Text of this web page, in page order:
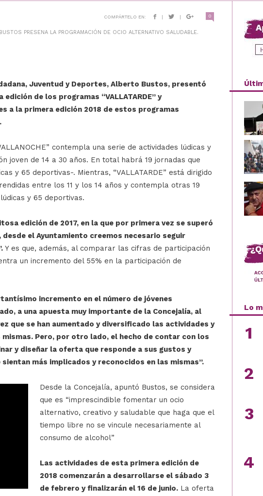
COMPÁRTELO EN: | | 0
PRESENA LA PROGRAMACIÓN DE OCIO ALTERNATIVO SALUDABLE.
Juventud y Deportes, Alberto Bustos, presentó
de los programas “VALLATARDE” y
a la primera edición 2018 de estos programas
contempla una serie de actividades lúdicas y
joven de 14 a 30 años. En total habrá 19 jornadas que
y 65 deportivas-. Mientras, “VALLATARDE” está dirigido
entre los 11 y los 14 años y contempla otras 19
y 65 deportivas.
edición de 2017, en la que por primera vez se superó
el Ayuntamiento creemos necesario seguir
Y es que, además, al comparar las cifras de participación
un incremento del 55% en la participación de
incremento en el número de jóvenes
a una apuesta muy importante de la Concejalía, al
que se han aumentado y diversificado las actividades y
Pero, por otro lado, el hecho de contar con los
y diseñar la oferta que responde a sus gustos y
más implicados y reconocidos en las mismas”.
Desde la Concejalía, apuntó Bustos, se considera
que es “imprescindible fomentar un ocio
alternativo, creativo y saludable que haga que el
tiempo libre no se vincule necesariamente al
consumo de alcohol”
Las actividades de esta primera edición de
2018 comenzarán a desarrollarse el sábado 3
de febrero y finalizarán el 16 de junio. La oferta
Lo